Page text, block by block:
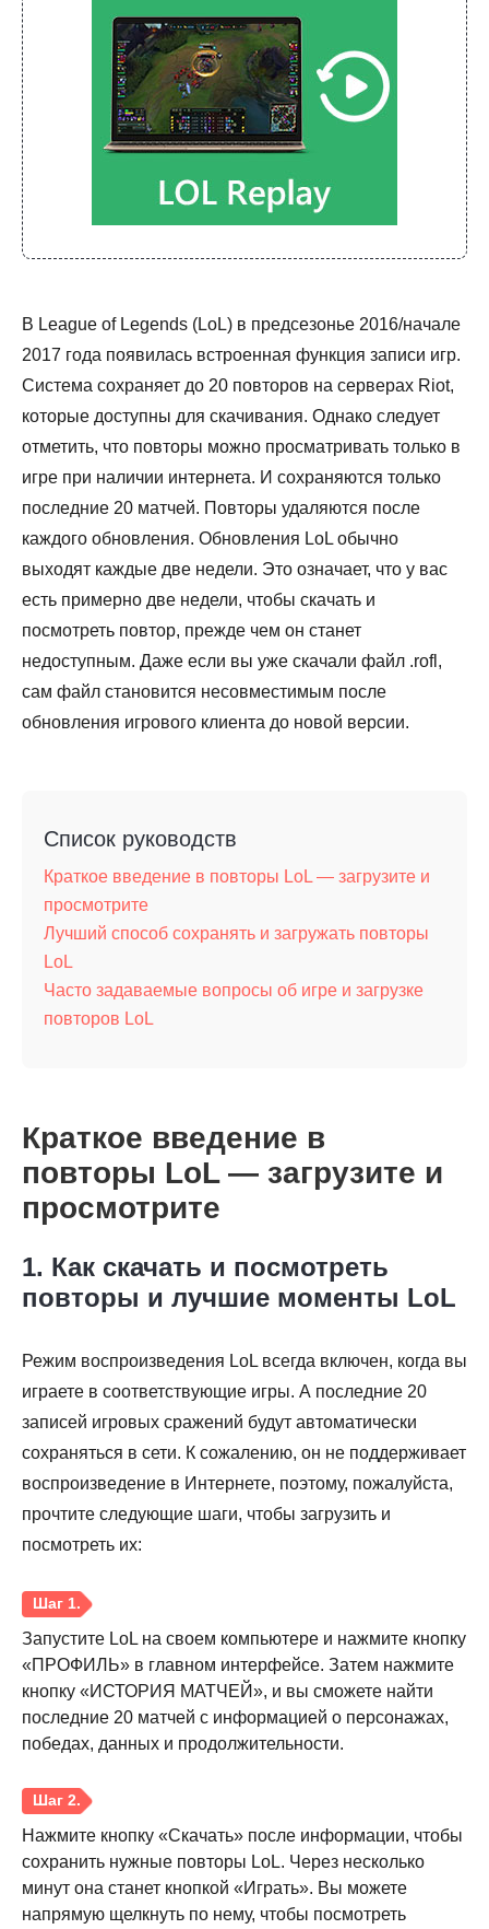
В League of Legends (LoL) в предсезонье 2016/начале
2017 года появилась встроенная функция записи игр.
Система сохраняет до 20 повторов на серверах Riot,
которые доступны для скачивания. Однако следует
отметить, что повторы можно просматривать только в
игре при наличии интернета. И сохраняются только
последние 20 матчей. Повторы удаляются после
каждого обновления. Обновления LoL обычно
выходят каждые две недели. Это означает, что у вас
есть примерно две недели, чтобы скачать и
посмотреть повтор, прежде чем он станет
недоступным. Даже если вы уже скачали файл .rofl,
сам файл становится несовместимым после
обновления игрового клиента до новой версии.
Список руководств
Краткое введение в повторы LoL — загрузите и
просмотрите
Лучший способ сохранять и загружать повторы
LoL
Часто задаваемые вопросы об игре и загрузке
повторов LoL
Краткое введение в
повторы LoL — загрузите и
просмотрите
1. Как скачать и посмотреть
повторы и лучшие моменты LoL
Режим воспроизведения LoL всегда включен, когда вы
играете в соответствующие игры. А последние 20
записей игровых сражений будут автоматически
сохраняться в сети. К сожалению, он не поддерживает
воспроизведение в Интернете, поэтому, пожалуйста,
прочтите следующие шаги, чтобы загрузить и
посмотреть их:
Запустите LoL на своем компьютере и нажмите кнопку
«ПРОФИЛЬ» в главном интерфейсе. Затем нажмите
кнопку «ИСТОРИЯ МАТЧЕЙ», и вы сможете найти
последние 20 матчей с информацией о персонажах,
победах, данных и продолжительности.
Нажмите кнопку «Скачать» после информации, чтобы
сохранить нужные повторы LoL. Через несколько
минут она станет кнопкой «Играть». Вы можете
напрямую щелкнуть по нему, чтобы посмотреть